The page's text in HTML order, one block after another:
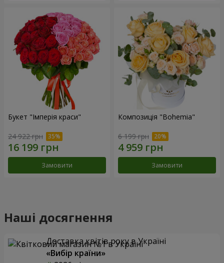
Букет "Імперія краси"
24 922 грн
Замовити
Композиція "Bohemia"
6 199 грн
Замовити
Наші досягнення
Доставка квітів року в Україні
«Вибір країни»